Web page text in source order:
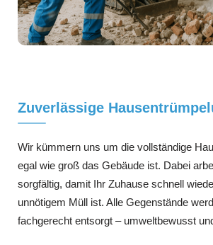
Zuverlässige
Wir kümmern uns um die vollständige
egal wie groß das Gebäude ist. Dabei
sorgfältig, damit Ihr Zuhause schnell
unnötigem Müll ist. Alle Gegenstände
fachgerecht entsorgt – umweltbewusst